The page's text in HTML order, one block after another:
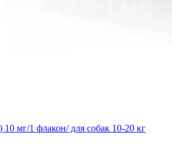
мг/1 флакон/ для собак 10-20 кг